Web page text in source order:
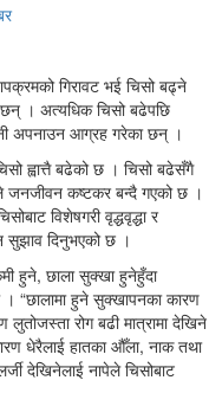
गिरावट भई चिसो बढ्ने
। अत्यधिक चिसो बढेपछि
अपनाउन आग्रह गरेका छन् ।
ह्वात्तै बढेको छ । चिसो बढेसँगै
जनजीवन कष्टकर बन्दै गएको छ ।
विशेषगरी वृद्धवृद्धा र
सुझाव दिनुभएको छ ।
हुने, छाला सुक्खा हुनेहुँदा
। “छालामा हुने सुक्खापनका कारण
रोग बढी मात्रामा देखिने
धेरैलाई हातका औँला, नाक तथा
देखिनेलाई नापेले चिसोबाट